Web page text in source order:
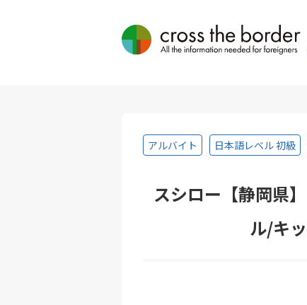
アルバイト 日本語レベル 初級
スシロー【静岡県
ル/キ